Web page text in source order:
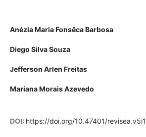
Anézia Maria Fonsêca Barbosa
Diego Silva Souza
Jefferson Arlen Freitas
Mariana Morais Azevedo
DOI: https://doi.org/10.47401/